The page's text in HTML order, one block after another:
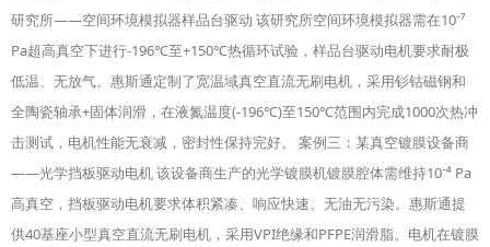
研究所——空间环境模拟器样品台驱动 该研究所空间环境模拟器需在10⁻⁷
Pa超高真空下进行-196℃至+150℃热循环试验，样品台驱动电机要求耐极
低温、无放气。惠斯通定制了宽温域真空直流无刷电机，采用钐钴磁钢和
全陶瓷轴承+固体润滑，在液氮温度(-196℃)至150℃范围内完成1000次热冲
击测试，电机性能无衰减，密封性保持完好。 案例三：某真空镀膜设备商
——光学挡板驱动电机 该设备商生产的光学镀膜机镀膜腔体需维持10⁻⁴ Pa
高真空，挡板驱动电机要求体积紧凑、响应快速、无油无污染。惠斯通提
供40基座小型真空直流无刷电机，采用VPI绝缘和PFPE润滑脂。电机在镀膜